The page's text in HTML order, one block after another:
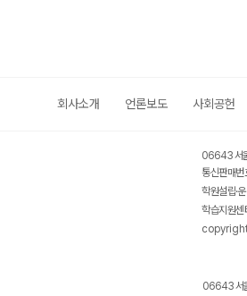
회사소개 언론보도 사회공헌
06643 서
통신판매
학원설립·
학습지원
06643 서